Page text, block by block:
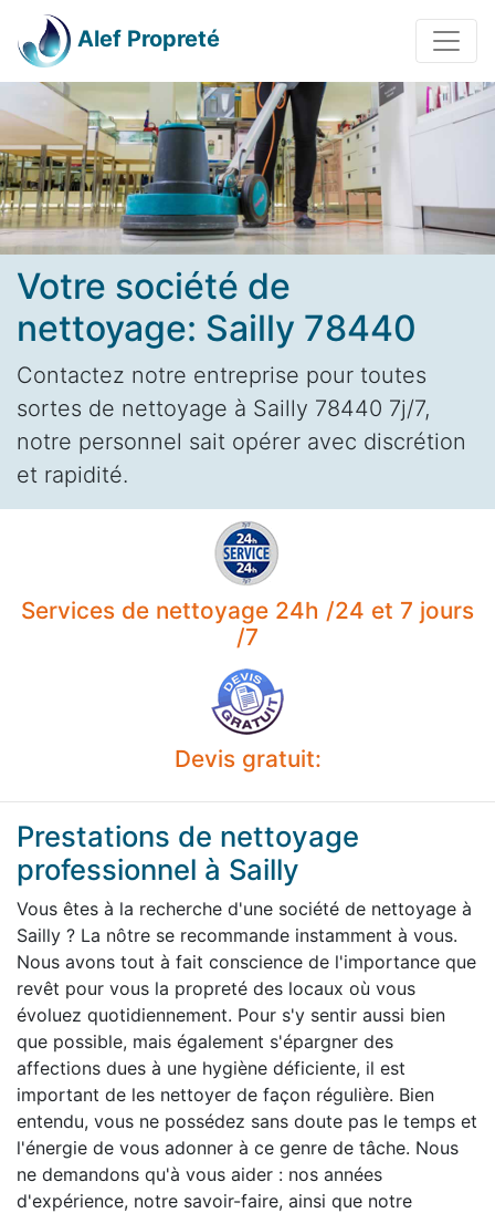
Alef Propreté
Votre société de
nettoyage: Sailly 78440
Contactez notre entreprise pour toutes
sortes de nettoyage à Sailly 78440 7j/7,
notre personnel sait opérer avec discrétion
et rapidité.
Services de nettoyage 24h /24 et 7 jours
/7
Devis gratuit:
Prestations de nettoyage
professionnel à Sailly
Vous êtes à la recherche d'une société de nettoyage à
Sailly ? La nôtre se recommande instamment à vous.
Nous avons tout à fait conscience de l'importance que
revêt pour vous la propreté des locaux où vous
évoluez quotidiennement. Pour s'y sentir aussi bien
que possible, mais également s'épargner des
affections dues à une hygiène déficiente, il est
important de les nettoyer de façon régulière. Bien
entendu, vous ne possédez sans doute pas le temps et
l'énergie de vous adonner à ce genre de tâche. Nous
ne demandons qu'à vous aider : nos années
d'expérience, notre savoir-faire, ainsi que notre